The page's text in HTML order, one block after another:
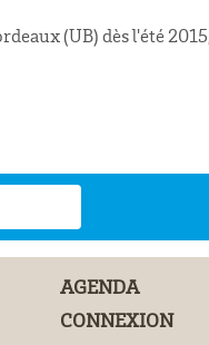
(UB) dès l'été
AGENDA
CONNEXION